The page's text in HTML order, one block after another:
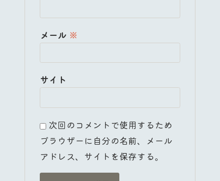
メール ※
サイト
次回のコメントで使用するため
ブラウザーに自分の名前、メール
アドレス、サイトを保存する。